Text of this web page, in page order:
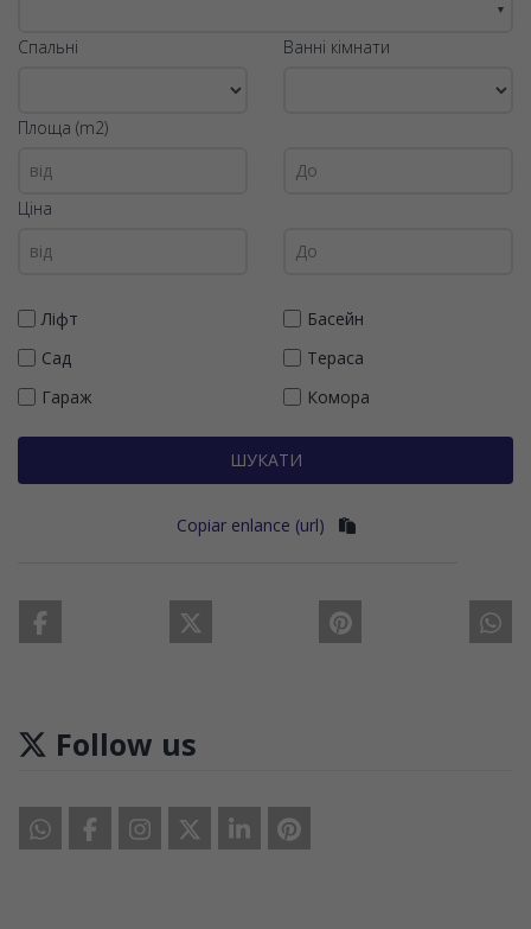
▼
Спальні Ванні кімнати
Площа (m2)
Ціна
Ліфт
Басейн
Сад
Тераса
Гараж
Комора
ШУКАТИ
Copiar enlance (url)
Follow us